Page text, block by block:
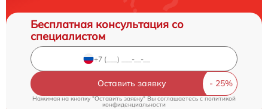
Бесплатная консультация со
специалистом
Оставить заявку
Нажимая на кнопку "Оставить заявку" Вы соглашаетесь cполитикой
конфиденциальности